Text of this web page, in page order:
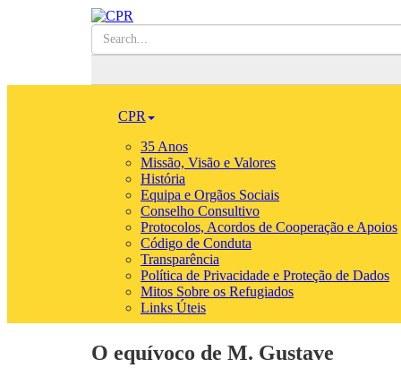
CPR
35 Anos
Missão, Visão e Valores
História
Equipa e Orgãos Sociais
Conselho Consultivo
Protocolos, Acordos de Cooperação e Apoios
Código de Conduta
Transparência
Política de Privacidade e Proteção de Dados
Mitos Sobre os Refugiados
Links Úteis
O equívoco de M. Gustave